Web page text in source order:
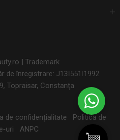
| Trademark
de înregistrare: J13I551I1992
Topraisar, Constanța
de confidențialitate
Politica de
uri
ANPC